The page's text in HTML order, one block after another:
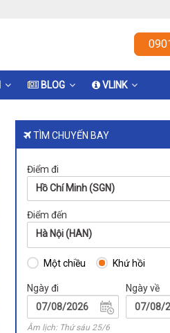
BLOG VLINK
TÌM CHUYẾN BAY
Điểm đi
Hồ Chí Minh (SGN)
Điểm đến
Hà Nội (HAN)
Một chiều Khứ hồi
Ngày đi
Âm lịch: Thứ sáu 25/6
Ngày về